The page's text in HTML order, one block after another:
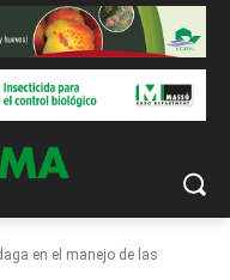
en el manejo de las